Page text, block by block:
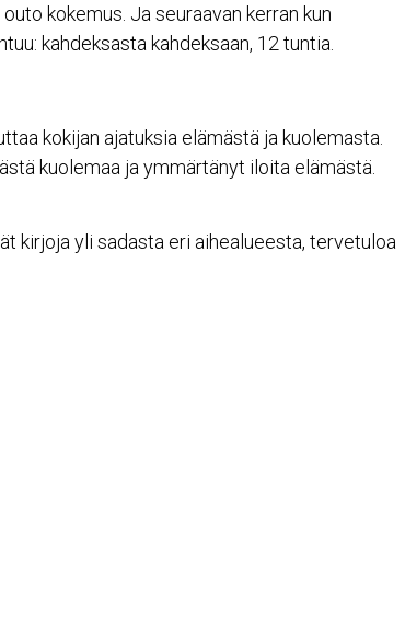
kokemus. Ja seuraavan kerran kun
kahdeksasta kahdeksaan, 12 tuntia.
kokijan ajatuksia elämästä ja kuolemasta.
kuolemaa ja ymmärtänyt iloita elämästä.
kirjoja yli sadasta eri aihealueesta, tervetuloa